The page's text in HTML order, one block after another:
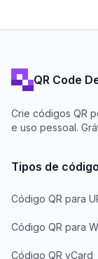
QR Code
Crie códigos QR
e uso pessoal.
Tipos de
Código QR para
Código QR para
Código QR vCard